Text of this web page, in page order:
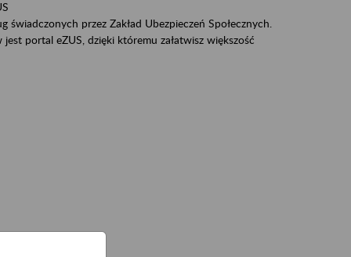
przez Zakład Ubezpieczeń Społecznych.
portal eZUS, dzięki któremu załatwisz większość